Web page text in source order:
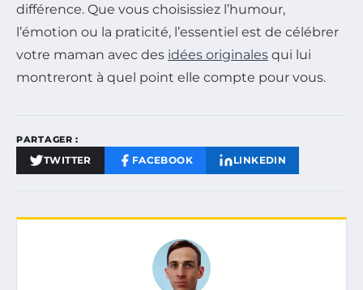
différence. Que vous choisissiez l’humour,
l’émotion ou la praticité, l’essentiel est de célébrer
votre maman avec des idées originales qui lui
montreront à quel point elle compte pour vous.
PARTAGER :
TWITTER FACEBOOK LINKEDIN